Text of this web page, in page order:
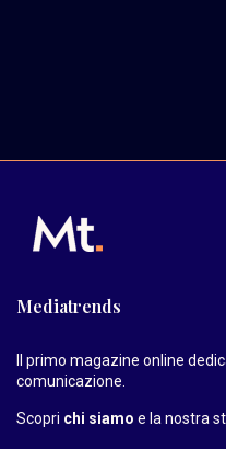
Mediatrends
Il primo magazine online
comunicazione.
Scopri chi siamo e la nostra